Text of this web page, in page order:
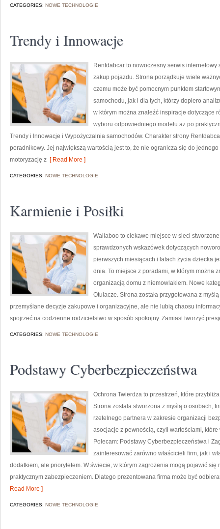
CATEGORIES: NOWE TECHNOLOGIE
Trendy i Innowacje
Rentdabcar to nowoczesny serwis
zakup pojazdu. Strona porządkuje wiele
czemu może być pomocnym punktem
samochodu, jak i dla tych, którzy dopiero
w którym można znaleźć inspiracje dotyczące
wyboru odpowiedniego modelu aż po
Trendy i Innowacje i Wypożyczalnia samochodów. Charakter strony
poradnikowy. Jej największą wartością jest to, że nie ogranicza się do
motoryzację z [ Read More ]
CATEGORIES: NOWE TECHNOLOGIE
Karmienie i Posiłki
Wallaboo to ciekawe miejsce w sieci
sprawdzonych wskazówek dotyczących
pierwszych miesiącach i latach życia dziecka
dnia. To miejsce z poradami, w którym można
organizacją domu z niemowlakiem. Nowe
Otulacze. Strona została przygotowana z
przemyślane decyzje zakupowe i organizacyjne, ale nie lubią chaosu
spojrzeć na codzienne rodzicielstwo w sposób spokojny. Zamiast tworzyć
CATEGORIES: NOWE TECHNOLOGIE
Podstawy Cyberbezpieczeństwa
Ochrona Twierdza to przestrzeń, które
Strona została stworzona z myślą o osobach,
rzetelnego partnera w zakresie organizacji
asocjacje z pewnością, czyli wartościami,
Polecam: Podstawy Cyberbezpieczeństwa i
zainteresować zarówno właścicieli firm, jak i
dodatkiem, ale priorytetem. W świecie, w którym zagrożenia mogą pojawić
praktycznym zabezpieczeniem. Dlatego prezentowana firma może być
Read More ]
CATEGORIES: NOWE TECHNOLOGIE